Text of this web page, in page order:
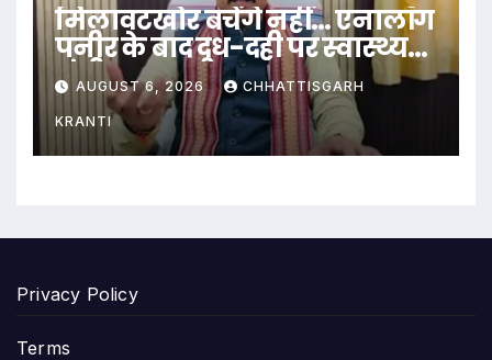
मिलावटखोर बचेंगे नहीं… एनालॉग
पनीर के बाद दूध-दही पर स्वास्थ्य
मंत्री का बड़ा बयान
AUGUST 6, 2026 CHHATTISGARH
KRANTI
Privacy Policy
Terms